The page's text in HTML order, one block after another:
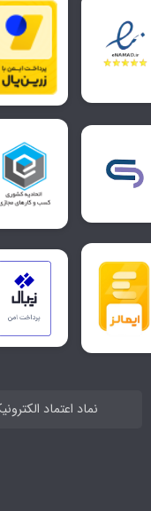
نماد اعتماد